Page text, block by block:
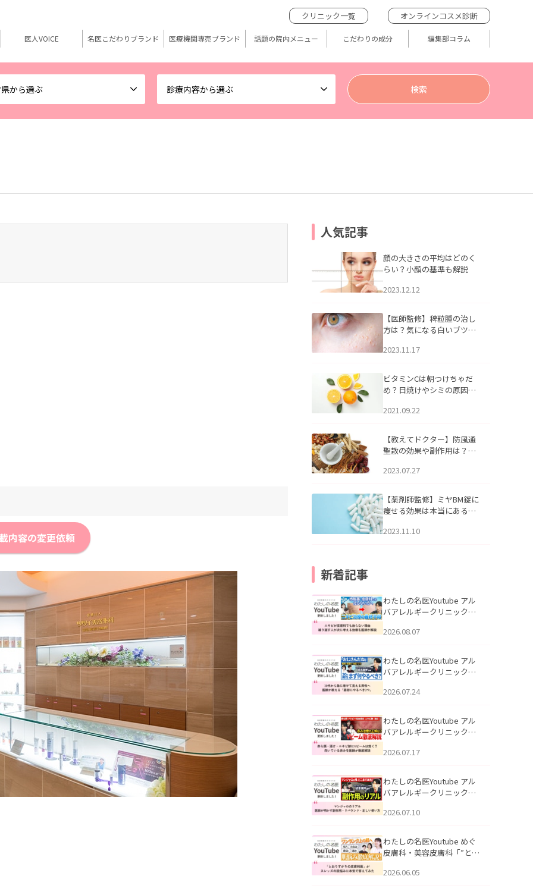
から選ぶ 診療内容から選ぶ
クリニック一覧 オンラインコスメ診断
医人VOICE 名医こだわりブランド 医療機関専売ブランド 話題の院内メニュー こだわりの成分 編集部コラム
内容の変更依頼
人気記事
顔の大きさの平均はどのく
らい？小顔の基準も解説
2023.12.12
【医師監修】稗粒腫の治し
方は？気になる白いブツブ
アについて
2023.11.17
ビタミンCは朝つけちゃだ
め？日焼けやシミの原因に
2021.09.22
【教えてドクター】防風通
聖散の効果や副作用は？長
2023.07.27
【薬剤師監修】ミヤBM錠に
痩せる効果は本当にある
2023.11.10
新着記事
わたしの名医Youtube アル
バアレルギークリニック札
らない理由｜繰り返す人が
説」を公開いたしました。
2026.08.07
わたしの名医Youtube アル
バアレルギークリニック札
える男性へ｜医師が教える
公開いたしました。
2026.07.24
わたしの名医Youtube アル
バアレルギークリニック札
跡にVビームは効く？向いて
説」を公開いたしました。
2026.07.17
わたしの名医Youtube アル
バアレルギークリニック札
医師が明かす副作用・リバ
公開いたしました。
2026.07.10
わたしの名医Youtube めぐ
皮膚科・美容皮膚科「”とお
ッズの肌悩みに本気で答え
2026.06.05